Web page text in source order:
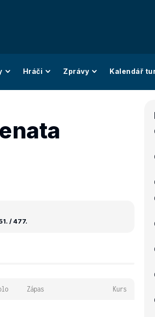
Hráči Zprávy Kalendář
/ 477.
Zápas Kurs